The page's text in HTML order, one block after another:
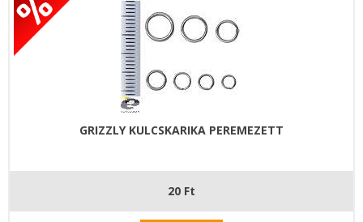
GRIZZLY KULCSKARIKA PEREMEZETT
20 Ft